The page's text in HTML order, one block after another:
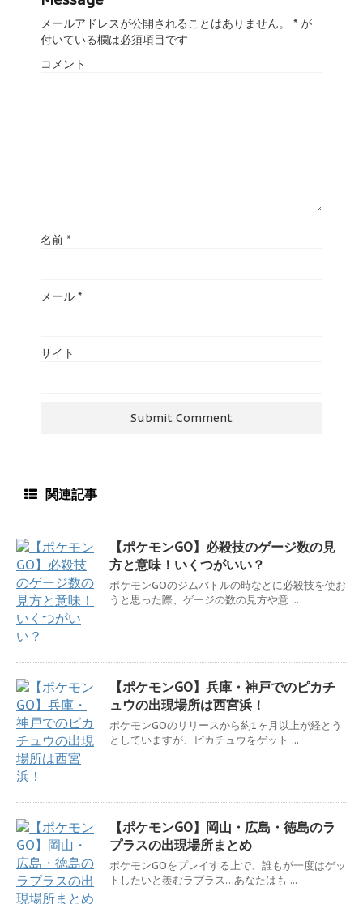
メールアドレスが公開されることはありません。 * が
付いている欄は必須項目です
コメント
名前 *
メール *
サイト
関連記事
【ポケモンGO】必殺技のゲージ数の見
方と意味！いくつがいい？
ポケモンGOのジムバトルの時などに必殺技を使お
うと思った際、ゲージの数の見方や意 ...
【ポケモンGO】兵庫・神戸でのピカチ
ュウの出現場所は西宮浜！
ポケモンGOのリリースから約1ヶ月以上が経とう
としていますが、ピカチュウをゲット ...
【ポケモンGO】岡山・広島・徳島のラ
プラスの出現場所まとめ
ポケモンGOをプレイする上で、誰もが一度はゲッ
トしたいと羨むラプラス…あなたはも ...